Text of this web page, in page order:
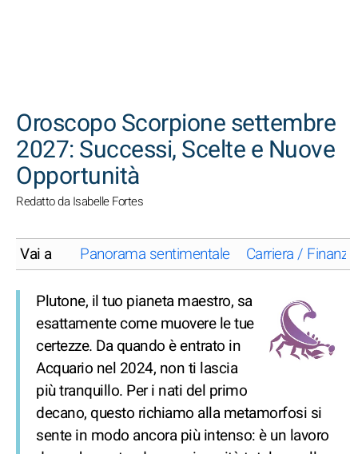
Oroscopo Scorpione settembre
2027: Successi, Scelte e Nuove
Opportunità
Redatto da Isabelle Fortes
Vai a Panorama sentimentale Carriera / Finanze
Plutone, il tuo pianeta maestro, sa
esattamente come muovere le tue
certezze. Da quando è entrato in
Acquario nel 2024, non ti lascia
più tranquillo. Per i nati del primo
decano, questo richiamo alla metamorfosi si
sente in modo ancora più intenso: è un lavoro